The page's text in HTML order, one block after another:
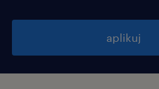
aplikuj